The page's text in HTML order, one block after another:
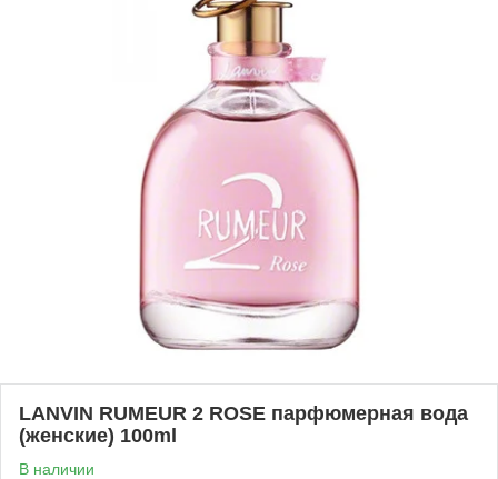
LANVIN RUMEUR 2 ROSE парфюмерная вода
(женские) 100ml
В наличии